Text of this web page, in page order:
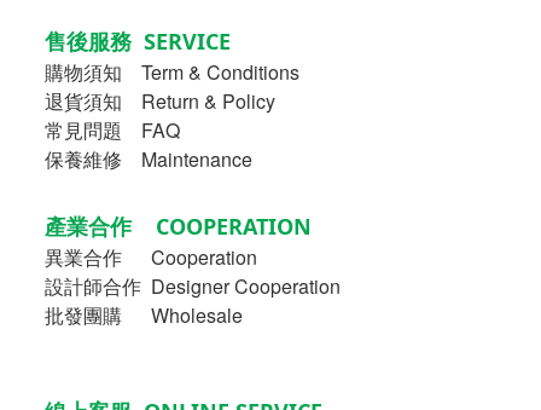
售後服務 SERVICE
購物須知
Term & Conditions
退貨須知 Return & Policy
常見問題 FAQ
保養維修 Maintenance
產業合作 COOPERATION
異業合作
Cooperation
設計師合作 Designer Cooperation
批發團購 Wholesale